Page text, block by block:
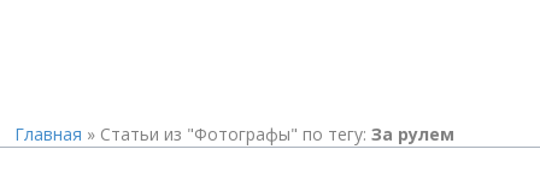
Главная » Статьи из "Фотографы" по тегу: За рулем